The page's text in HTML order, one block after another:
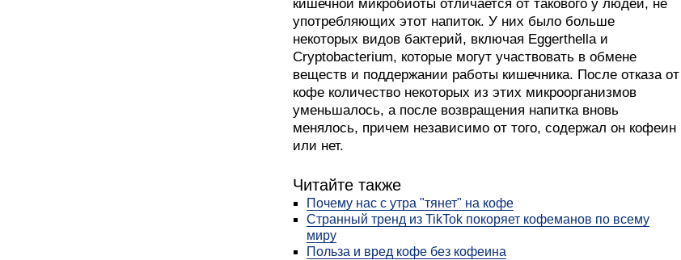
кишечной микробиоты отличается от такового у людей, не
употребляющих этот напиток. У них было больше
некоторых видов бактерий, включая Eggerthella и
Cryptobacterium, которые могут участвовать в обмене
веществ и поддержании работы кишечника. После отказа от
кофе количество некоторых из этих микроорганизмов
уменьшалось, а после возвращения напитка вновь
менялось, причем независимо от того, содержал он кофеин
или нет.
Читайте также
Почему нас с утра "тянет" на кофе
Странный тренд из TikTok покоряет кофеманов по всему
миру
Польза и вред кофе без кофеина